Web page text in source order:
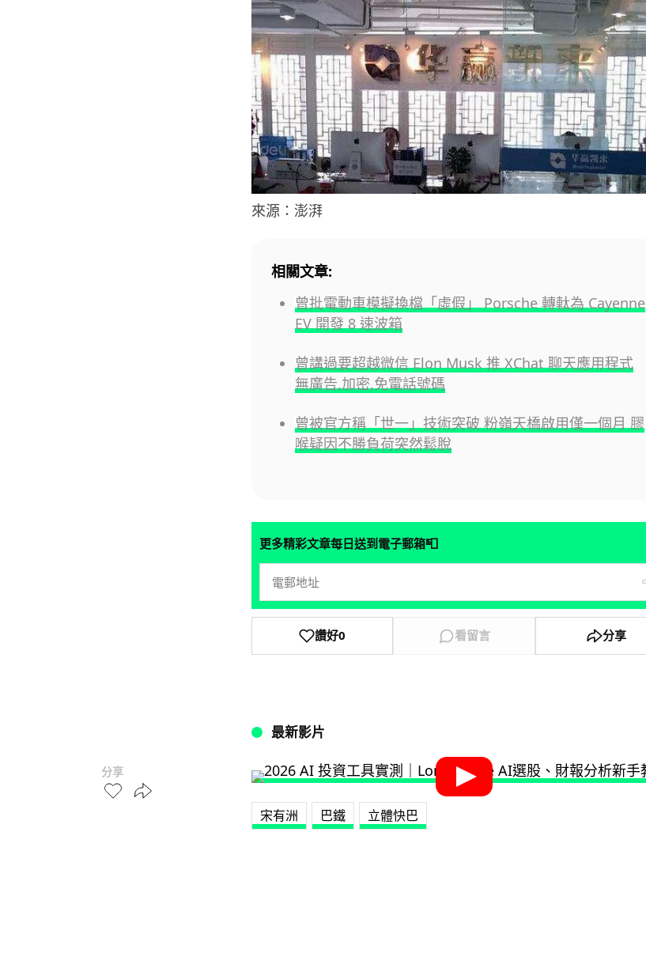
分享
來源：澎湃
相關文章:
曾批電動車模擬換檔「虛假」 Porsche 轉軚為 Cayenne
EV 開發 8 速波箱
曾講過要超越微信 Elon Musk 推 XChat 聊天應用程式
無廣告,加密,免電話號碼
曾被官方稱「世一」技術突破 粉嶺天橋啟用僅一個月 膠
喉疑因不勝負荷突然鬆脫
更多精彩文章每日送到電子郵箱📮
讚好0 看留言 分享
最新影片
宋有洲 巴鐵 立體快巴